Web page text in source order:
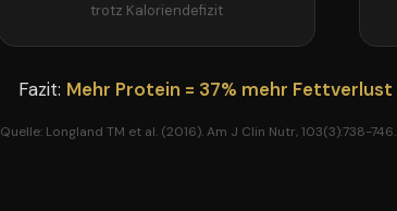
trotz Kaloriendefizit
Fazit: Mehr Protein = 37% mehr Fettverlust
Quelle: Longland TM et al. (2016). Am J Clin Nutr, 103(3):738-746.